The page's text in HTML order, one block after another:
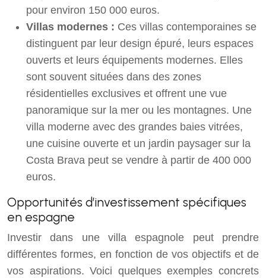
pour environ 150 000 euros.
Villas modernes : Ces villas contemporaines se
distinguent par leur design épuré, leurs espaces
ouverts et leurs équipements modernes. Elles
sont souvent situées dans des zones
résidentielles exclusives et offrent une vue
panoramique sur la mer ou les montagnes. Une
villa moderne avec des grandes baies vitrées,
une cuisine ouverte et un jardin paysager sur la
Costa Brava peut se vendre à partir de 400 000
euros.
Opportunités d’investissement spécifiques
en espagne
Investir dans une villa espagnole peut prendre
différentes formes, en fonction de vos objectifs et de
vos aspirations. Voici quelques exemples concrets